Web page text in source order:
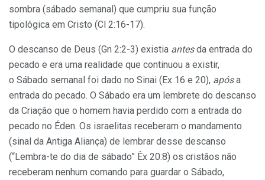
sombra (sábado semanal) que cumpriu sua função
tipológica em Cristo (Cl 2:16-17).
O descanso de Deus (Gn 2:2-3) existia antesda entrada do
pecado e era uma realidade que continuou a existir,
o Sábado semanal foi dado no Sinai (Ex 16 e 20), apósa
entrada do pecado. O Sábado era um lembrete do descanso
da Criação que o homem havia perdido com a entrada do
pecado no Éden. Os israelitas receberam o mandamento
(sinal da Antiga Aliança) de lembrar desse descanso
(“Lembra-te do dia de sábado” Êx 20:8) os cristãos não
receberam nenhum comando para guardar o Sábado,